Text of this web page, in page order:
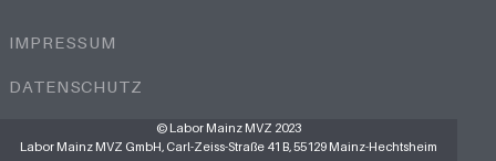
© Labor Mainz MVZ 2023
Labor Mainz MVZ GmbH, Carl-Zeiss-Straße 41 B, 55129 Mainz-Hechtsheim
IMPRESSUM
DATENSCHUTZ